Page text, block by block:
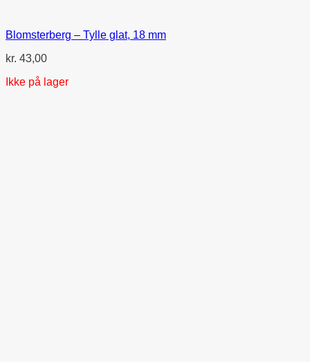
Blomsterberg – Tylle glat, 18 mm
kr. 43,00
Ikke på lager